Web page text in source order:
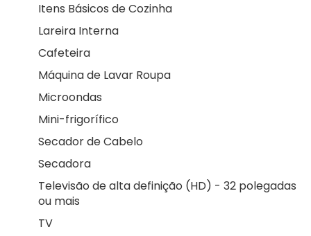
Itens Básicos de Cozinha
Lareira Interna
Cafeteira
Máquina de Lavar Roupa
Microondas
Mini-frigorífico
Secador de Cabelo
Secadora
Televisão de alta definição (HD) - 32 polegadas
ou mais
TV